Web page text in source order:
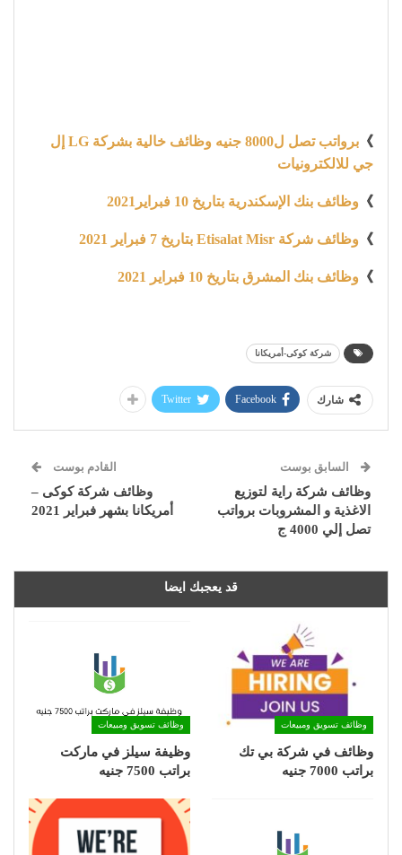
》
برواتب تصل ل8000 جنيه وظائف خالية بشركة LG إل
جي للالكترونيات
》 وظائف بنك الإسكندرية بتاريخ 10 فبراير2021
》 وظائف شركة Etisalat Misr بتاريخ 7 فبراير 2021
》 وظائف بنك المشرق بتاريخ 10 فبراير 2021
شركة كوكى-أمريكانا
شارك Facebook
Twitter
السابق بوست
وظائف شركة راية لتوزيع
الاغذية و المشروبات برواتب
تصل إلي 4000 ج
القادم بوست
وظائف شركة كوكى –
أمريكانا بشهر فبراير 2021
قد يعجبك ايضا
وظائف تسويق ومبيعات
وظائف في شركة بي تك
براتب 7000 جنيه
وظائف تسويق ومبيعات
وظيفة سيلز في ماركت
براتب 7500 جنيه